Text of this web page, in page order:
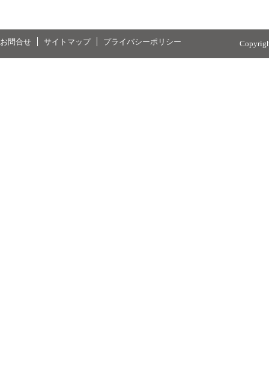
お問合せ サイトマップ プライバシーポリシー